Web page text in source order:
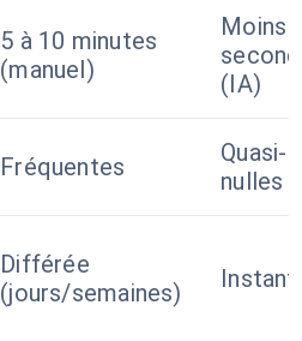
5 à 10 minutes
(manuel)
Moins
(IA)
Fréquentes
Quasi-
nulles
Différée
(jours/semaines)